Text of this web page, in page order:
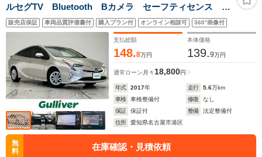
ルセグTV Bluetooth Bカメラ セーフティセンス
LEDライト オートマチックハイビーム 純正15インチ
AW コーナーセンサー レーダークルーズ HUD
販売店保証 車両品質評価書付 購入プラン付 オンライン相談可 360°画像付
支払総額
148.8万円
本体価格
139.9万円
通常ローン 月々 18,800円
年式 2017年 走行 5.6万km
車検
車検整備付 修復
なし
保証
保証付 整備
法定整備付
住所
愛知県名古屋市港区
無
料
在庫確認・見積依頼